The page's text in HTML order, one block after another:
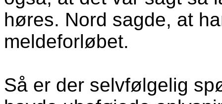
høres. Nord sagde, at
meldeforløbet.
Så er der selvfølgelig